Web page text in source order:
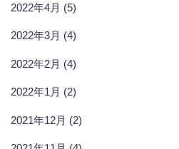
2022年4月 (5)
2022年3月 (4)
2022年2月 (4)
2022年1月 (2)
2021年12月 (2)